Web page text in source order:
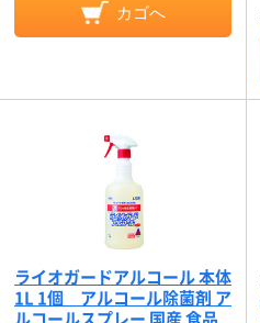
カゴへ
ライオガードアルコール 本体
1L 1個 アルコール除菌剤 ア
ルコールスプレー 国産 食品